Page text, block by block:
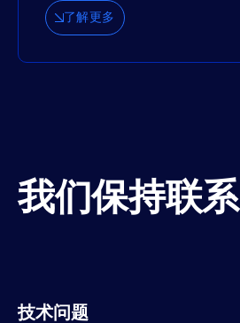
了解更多
我们保持联系
技术问题